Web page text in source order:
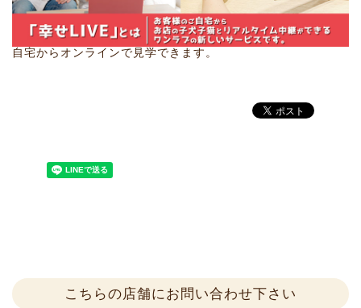
自宅からオンラインで見学できます。
こちらの店舗にお問い合わせ下さい